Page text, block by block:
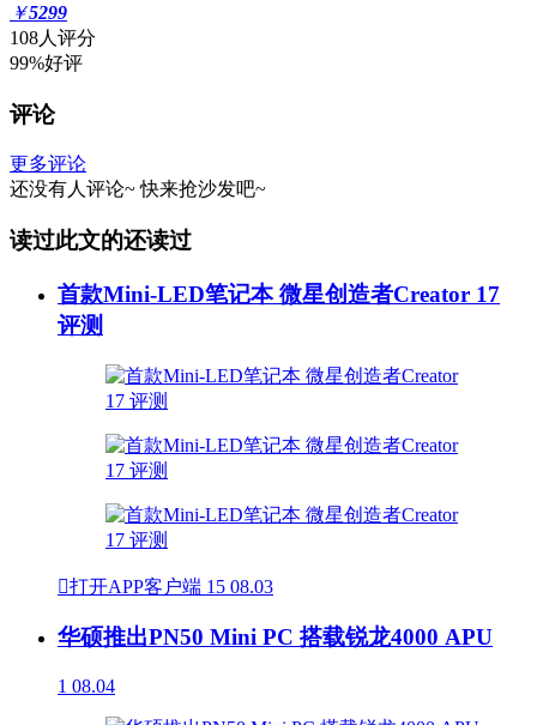
￥5299
108人评分
99%好评
评论
更多评论
还没有人评论~ 快来抢沙发吧~
读过此文的还读过
首款Mini-LED笔记本 微星创造者Creator 17
评测
打开APP客户端 15 08.03
华硕推出PN50 Mini PC 搭载锐龙4000 APU
1 08.04